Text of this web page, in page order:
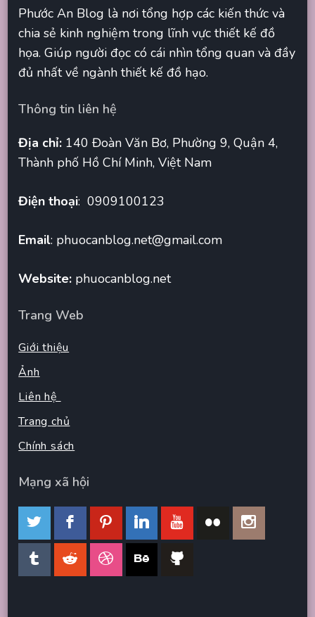
Phước An Blog là nơi tổng hợp các kiến thức và
chia sẻ kinh nghiệm trong lĩnh vực thiết kế đồ
họa. Giúp người đọc có cái nhìn tổng quan và đầy
đủ nhất về ngành thiết kế đồ hạo.
Thông tin liên hệ
Địa chỉ: 140 Đoàn Văn Bơ, Phường 9, Quận 4,
Thành phố Hồ Chí Minh, Việt Nam
Điện thoại: 0909100123
Email: phuocanblog.net@gmail.com
Website: phuocanblog.net
Trang Web
Giới thiệu
Ảnh
Liên hệ
Trang chủ
Chính sách
Mạng xã hội